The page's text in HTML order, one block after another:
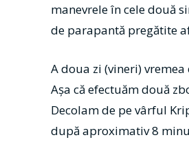
manevrele în cele două
de parapantă pregătite
A doua zi (vineri) vremea
Aşa că efectuăm două
Decolam de pe vârful
după aproximativ 8